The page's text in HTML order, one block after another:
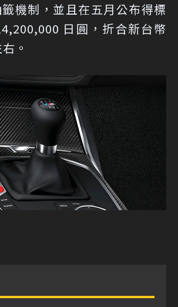
機制，並且在五月公布得標
日圓，折合新台幣
。